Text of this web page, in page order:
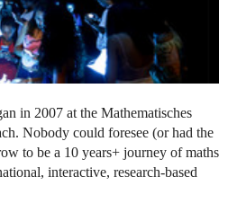
in 2007 at the Mathematisches
Nobody could foresee (or had the
to be a 10 years+ journey of maths
interactive, research-based